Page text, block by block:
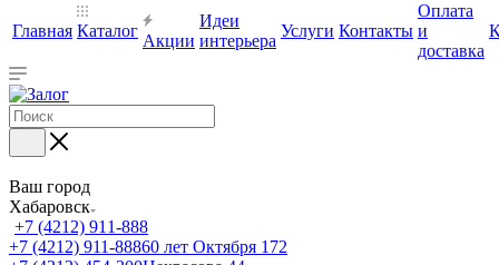
Главная Каталог
Акции
Идеи
интерьера
Услуги Контакты
Оплата
и
доставка
Ваш город
Хабаровск
+7 (4212) 911-888
+7 (4212) 911-88860 лет Октября 172